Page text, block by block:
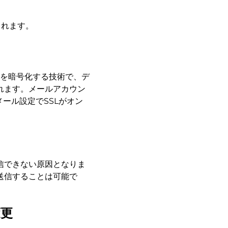
ます。
暗号化する技術で、デ
ます。メールアカウン
ル設定でSSLがオン
きない原因となりま
信することは可能で